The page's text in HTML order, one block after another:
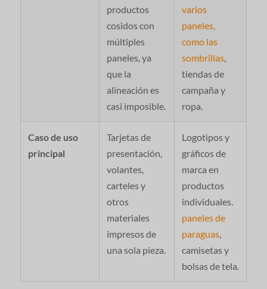
productos
cosidos con
múltiples
paneles, ya
que la
alineación es
casi imposible.
varios
paneles,
como las
sombrillas,
tiendas de
campaña y
ropa.
Caso de uso
principal
Tarjetas de
presentación,
volantes,
carteles y
otros
materiales
impresos de
una sola pieza.
Logotipos y
gráficos de
marca en
productos
individuales.
paneles de
paraguas,
camisetas y
bolsas de tela.